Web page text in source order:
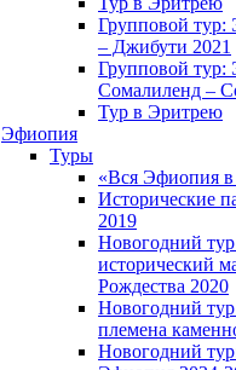
Групповой тур:
– Джибути 2021
Групповой тур:
Сомалиленд –
Тур в Эритрею
Эфиопия
Туры
«Вся Эфиопия в
Исторические
2019
Новогодний
исторический
Рождества 2020
Новогодний
племена
Новогодний